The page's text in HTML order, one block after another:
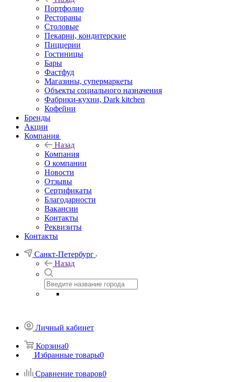
Портфолио
Рестораны
Столовые
Пекарни, кондитерские
Пиццерии
Гостиницы
Бары
Фастфуд
Магазины, супермаркеты
Объекты социального назначения
Фабрики-кухни, Dark kitchen
Кофейни
Бренды
Акции
Компания
Назад
Компания
О компании
Новости
Отзывы
Сертификаты
Благодарности
Вакансии
Контакты
Реквизиты
Контакты
Санкт-Петербург
Назад
Личный кабинет
Корзина0
Избранные товары0
Сравнение товаров0